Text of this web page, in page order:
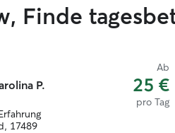
Finde
P.
Ab
25 €
pro Tag
17489